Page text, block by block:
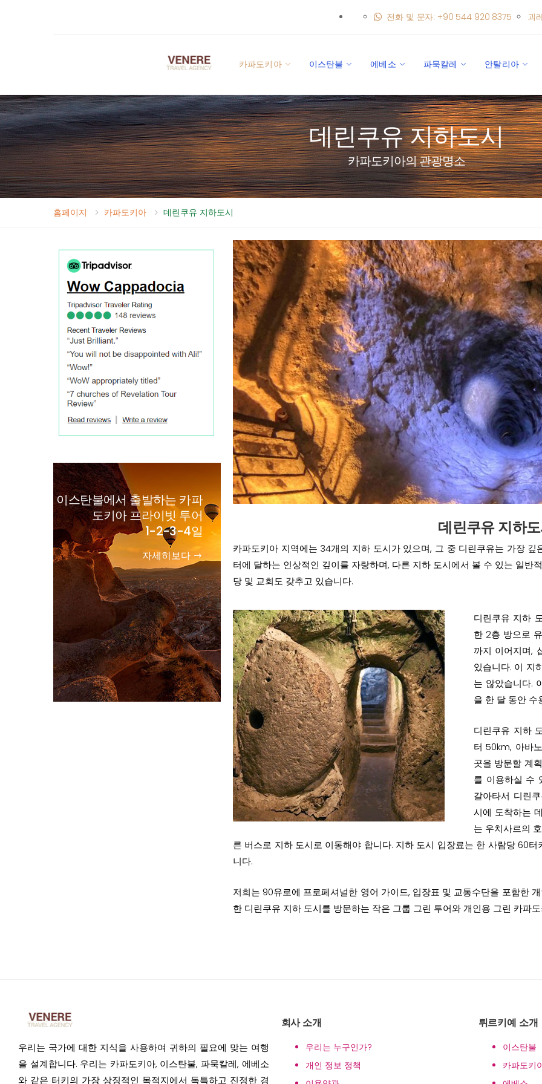
전화 및 문자: +90 544 920 8375 괴
카파도키아 이스탄불 에베소 파묵칼레 안탈리아
데린쿠유 지하도시
카파도키아의 관광명소
홈페이지 카파도키아 데린쿠유 지하도시
데린쿠유 지하
카파도키아 지역에는 34개의 지하 도시가 있으며, 그 중 디린쿠유는 가장
터에 달하는 인상적인 깊이를 자랑하며, 다른 지하 도시에서 볼 수 있는 일반
당 및 교회도 갖추고 있습니다.
디린쿠유 지하
한 2층 방으로
까지 이어지며,
있습니다. 이 지
는 않았습니다.
을 한 달 동안 수
디린쿠유 지하
터 50km, 아바
곳을 방문할 계
를 이용하실 수
갈아타서 디린
시에 도착하는
는 우치사르의
른 버스로 지하 도시로 이동해야 합니다. 지하 도시 입장료는 한 사람당 60터
니다.
저희는 90유로에 프로페셔널한 영어 가이드, 입장표 및 교통수단을 포함한
한 디린쿠유 지하 도시를 방문하는 작은 그룹 그린 투어와 개인용 그린 카파
이스탄불에서 출발하는 카파
도키아 프라이빗 투어
1-2-3-4일
자세히보다
우리는 국가에 대한 지식을 사용하여 귀하의 필요에 맞는 여행
을 설계합니다. 우리는 카파도키아, 이스탄불, 파묵칼레, 에베소
와 같은 터키의 가장 상징적인 목적지에서 독특하고 진정한 경
회사 소개
우리는 누구인가?
개인 정보 정책
튀르키예 소개
이스탄불
카파도키